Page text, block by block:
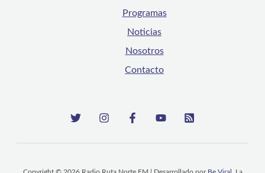
Programas
Noticias
Nosotros
Contacto